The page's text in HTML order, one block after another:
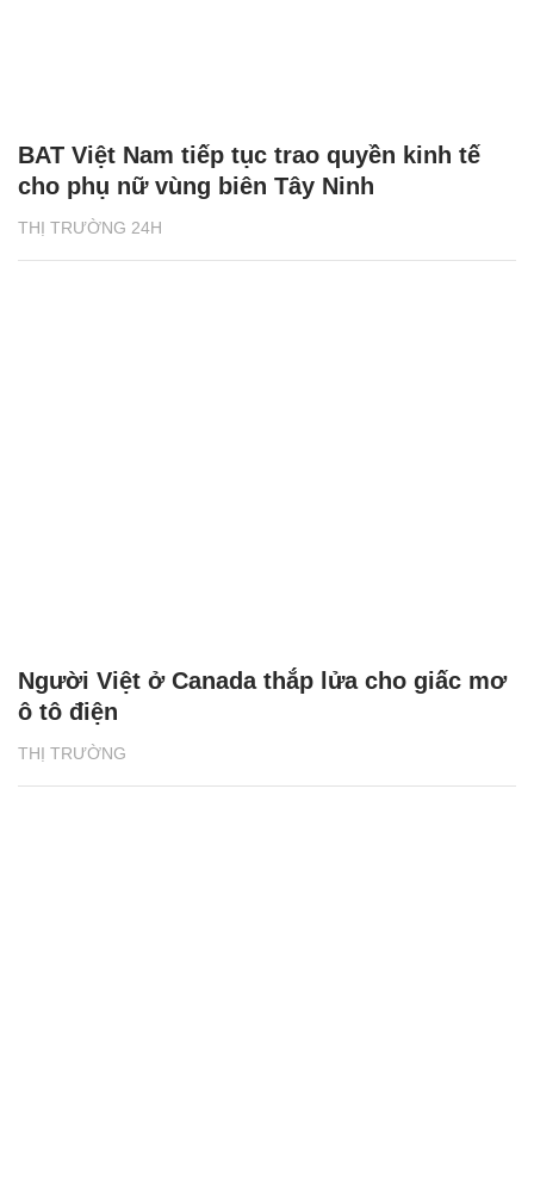
THỊ TRƯỜNG 24H
BAT Việt Nam tiếp tục trao quyền kinh tế
cho phụ nữ vùng biên Tây Ninh
THỊ TRƯỜNG
Người Việt ở Canada thắp lửa cho giấc mơ
ô tô điện